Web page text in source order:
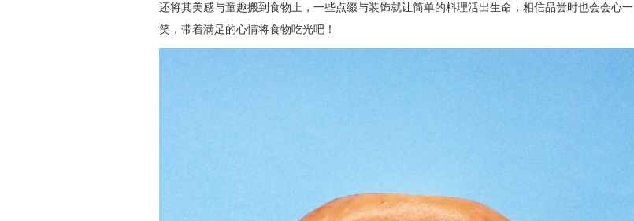
还将其美感与童趣搬到食物上，一些点缀与装饰就让简单的料理活出生命，相信品尝时也会会心一
笑，带着满足的心情将食物吃光吧！